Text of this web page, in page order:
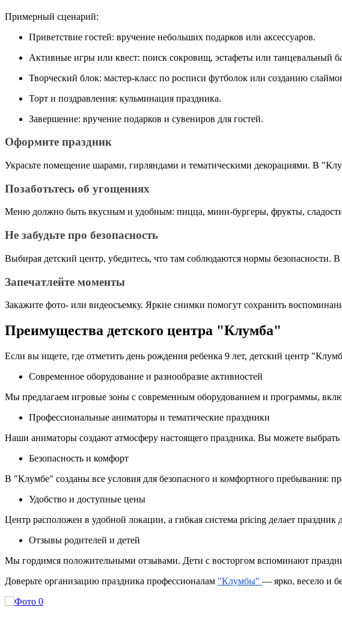
Примерный сценарий:
Приветствие гостей: вручение небольших подарков или аксессуаров.
Активные игры или квест: поиск сокровищ, эстафеты или танцевальный
Творческий блок: мастер-класс по росписи футболок или созданию
Торт и поздравления: кульминация праздника.
Завершение: вручение подарков и сувениров для гостей.
Оформите праздник
Украсьте помещение шарами, гирляндами и тематическими декорациями. В
Позаботьтесь об угощениях
Меню должно быть вкусным и удобным: пицца, мини-бургеры, фрукты, сладости
Не забудьте про безопасность
Выбирая детский центр, убедитесь, что там соблюдаются нормы
Запечатлейте моменты
Закажите фото- или видеосъемку. Яркие снимки помогут сохранить
Преимущества детского центра "Клумба"
Если вы ищете, где отметить день рождения ребенка 9 лет, детский центр
Современное оборудование и разнообразие активностей
Мы предлагаем игровые зоны с современным оборудованием и программы,
Профессиональные аниматоры и тематические праздники
Наши аниматоры создают атмосферу настоящего праздника. Вы можете
Безопасность и комфорт
В "Клумбе" созданы все условия для безопасного и комфортного пребывания:
Удобство и доступные цены
Центр расположен в удобной локации, а гибкая система pricing делает
Отзывы родителей и детей
Мы гордимся положительными отзывами. Дети с восторгом вспоминают
Доверьте организацию праздника профессионалам "Клумбы" — ярко, весело и